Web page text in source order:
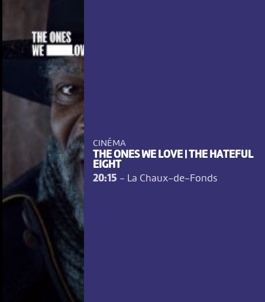
CINÉMA
THE ONES WE LOVE | THE HATEFUL
EIGHT
20:15 - La Chaux-de-Fonds